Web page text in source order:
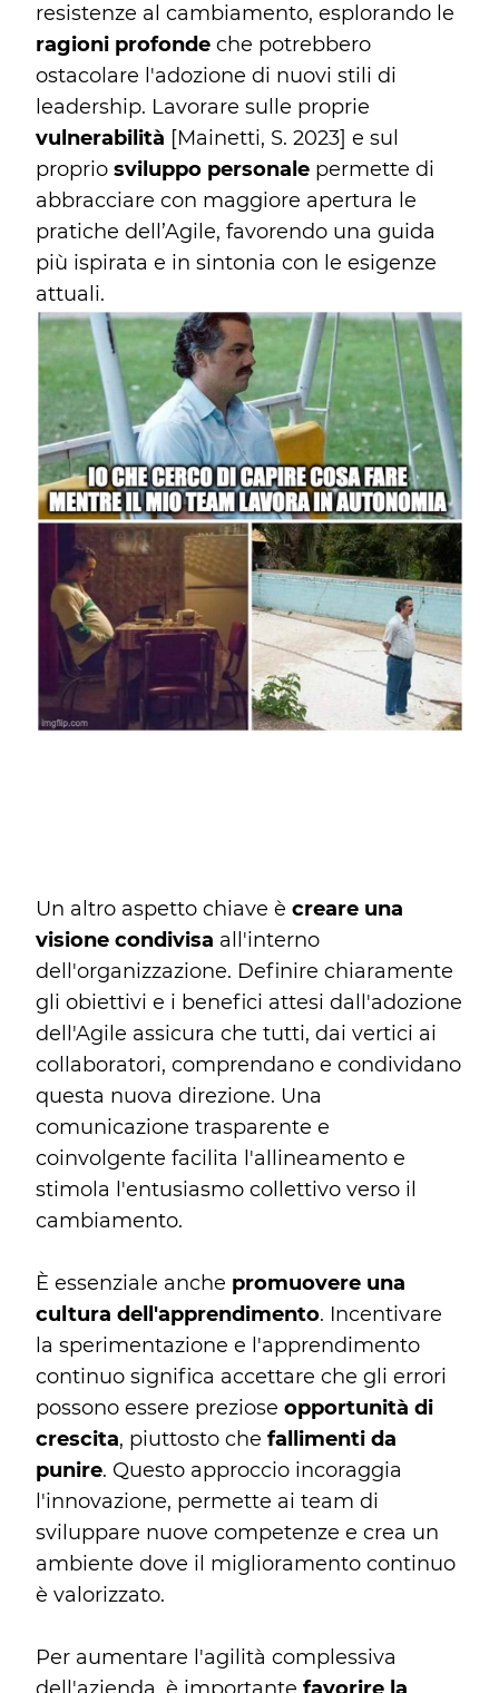
resistenze al cambiamento, esplorando le
ragioni profonde che potrebbero
ostacolare l'adozione di nuovi stili di
leadership. Lavorare sulle proprie
vulnerabilità [Mainetti, S. 2023] e sul
proprio sviluppo personale permette di
abbracciare con maggiore apertura le
pratiche dell’Agile, favorendo una guida
più ispirata e in sintonia con le esigenze
attuali.
Un altro aspetto chiave è creare una
visione condivisa all'interno
dell'organizzazione. Definire chiaramente
gli obiettivi e i benefici attesi dall'adozione
dell'Agile assicura che tutti, dai vertici ai
collaboratori, comprendano e condividano
questa nuova direzione. Una
comunicazione trasparente e
coinvolgente facilita l'allineamento e
stimola l'entusiasmo collettivo verso il
cambiamento.
È essenziale anche promuovere una
cultura dell'apprendimento. Incentivare
la sperimentazione e l'apprendimento
continuo significa accettare che gli errori
possono essere preziose opportunità di
crescita, piuttosto che fallimenti da
punire. Questo approccio incoraggia
l'innovazione, permette ai team di
sviluppare nuove competenze e crea un
ambiente dove il miglioramento continuo
è valorizzato.
Per aumentare l'agilità complessiva